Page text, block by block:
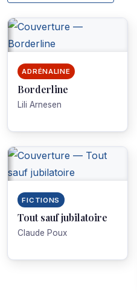
ADRÉNALINE
Borderline
Lili Arnesen
FICTIONS
Tout sauf jubilatoire
Claude Poux